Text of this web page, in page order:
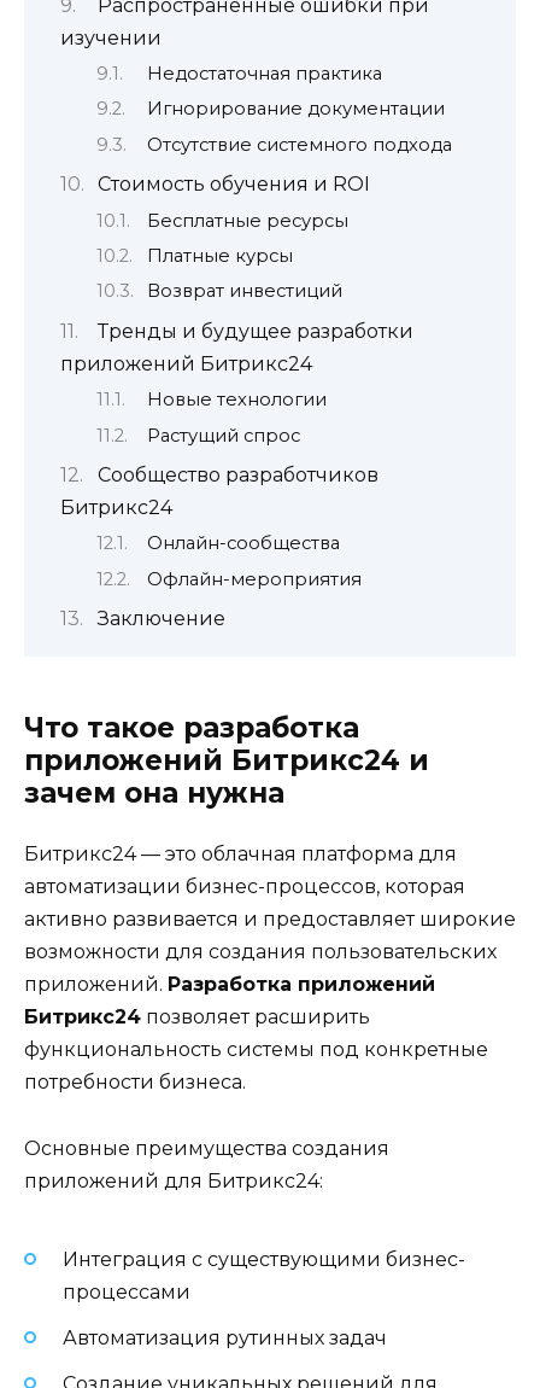
Распространённые ошибки при
изучении
Недостаточная практика
Игнорирование документации
Отсутствие системного подхода
Стоимость обучения и ROI
Бесплатные ресурсы
Платные курсы
Возврат инвестиций
Тренды и будущее разработки
приложений Битрикс24
Новые технологии
Растущий спрос
Сообщество разработчиков
Битрикс24
Онлайн-сообщества
Офлайн-мероприятия
Заключение
Что такое разработка
приложений Битрикс24 и
зачем она нужна
Битрикс24 — это облачная платформа для
автоматизации бизнес-процессов, которая
активно развивается и предоставляет широкие
возможности для создания пользовательских
приложений. Разработка приложений
Битрикс24 позволяет расширить
функциональность системы под конкретные
потребности бизнеса.
Основные преимущества создания
приложений для Битрикс24:
Интеграция с существующими бизнес-
процессами
Автоматизация рутинных задач